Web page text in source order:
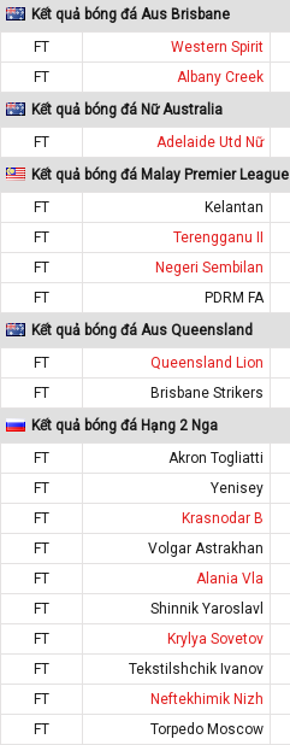
Kết quả bóng đá Aus Brisbane
FT
Western Spirit
FT
Albany Creek
Kết quả bóng đá Nữ Australia
FT
Adelaide Utd Nữ
Kết quả bóng đá Malay Premier League
FT
Kelantan
FT
Terengganu II
FT
Negeri Sembilan
FT
PDRM FA
Kết quả bóng đá Aus Queensland
FT
Queensland Lion
FT
Brisbane Strikers
Kết quả bóng đá Hạng 2 Nga
FT
Akron Togliatti
FT
Yenisey
FT
Krasnodar B
FT
Volgar Astrakhan
FT
Alania Vla
FT
Shinnik Yaroslavl
FT
Krylya Sovetov
FT
Tekstilshchik Ivanov
FT
Neftekhimik Nizh
FT
Torpedo Moscow